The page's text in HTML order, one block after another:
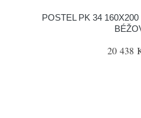
POSTEL PK 34
20 438